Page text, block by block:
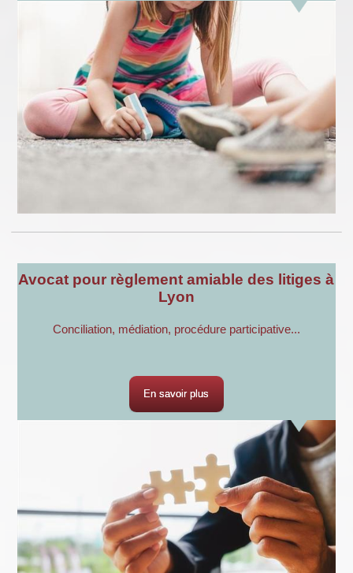
Avocat pour règlement amiable des litiges à
Lyon
Conciliation, médiation, procédure participative...
En savoir plus